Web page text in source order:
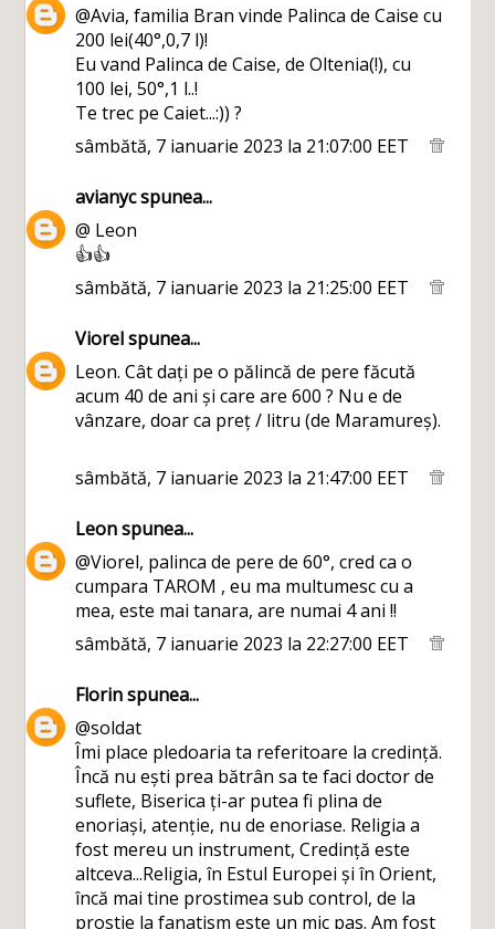
@Avia, familia Bran vinde Palinca de Caise cu
200 lei(40°,0,7 l)!
Eu vand Palinca de Caise, de Oltenia(!), cu
100 lei, 50°,1 l..!
Te trec pe Caiet...:)) ?
sâmbătă, 7 ianuarie 2023 la 21:07:00 EET
avianycspunea...
@ Leon
👍👍
sâmbătă, 7 ianuarie 2023 la 21:25:00 EET
Viorelspunea...
Leon. Cât dați pe o pălincă de pere făcută
acum 40 de ani și care are 600 ? Nu e de
vânzare, doar ca preț / litru (de Maramureș).
sâmbătă, 7 ianuarie 2023 la 21:47:00 EET
Leonspunea...
@Viorel, palinca de pere de 60°, cred ca o
cumpara TAROM , eu ma multumesc cu a
mea, este mai tanara, are numai 4 ani !!
sâmbătă, 7 ianuarie 2023 la 22:27:00 EET
Florinspunea...
@soldat
Îmi place pledoaria ta referitoare la credință.
Încă nu ești prea bătrân sa te faci doctor de
suflete, Biserica ți-ar putea fi plina de
enoriași, atenție, nu de enoriase. Religia a
fost mereu un instrument, Credință este
altceva...Religia, în Estul Europei și în Orient,
încă mai tine prostimea sub control, de la
prostie la fanatism este un mic pas. Am fost